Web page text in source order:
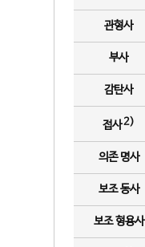
관형사
부사
감탄사
접사2)
의존 명사
보조 동사
보조 형용사